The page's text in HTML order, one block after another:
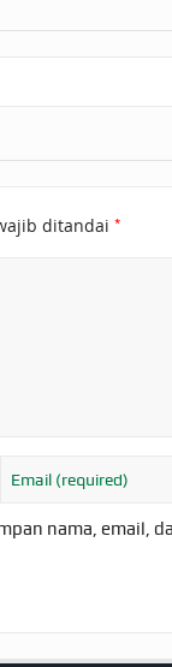
ditandai *
nama, email,